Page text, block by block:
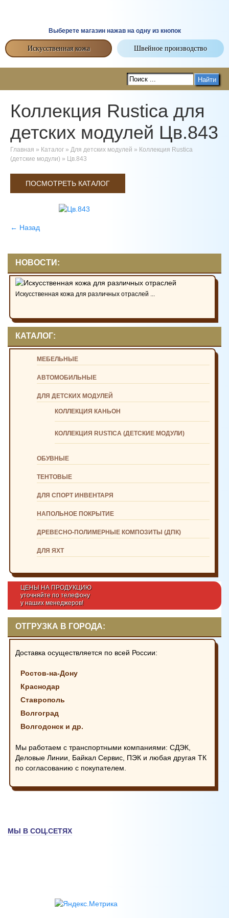
Выберете магазин нажав на одну из кнопок
Искусственная кожа Швейное производство
Найти
НОВОСТИ:
Искусственная кожа для различных отраслей ...
КАТАЛОГ:
МЕБЕЛЬНЫЕ
АВТОМОБИЛЬНЫЕ
ДЛЯ ДЕТСКИХ МОДУЛЕЙ
КОЛЛЕКЦИЯ КАНЬОН
КОЛЛЕКЦИЯ RUSTICA (ДЕТСКИЕ МОДУЛИ)
ОБУВНЫЕ
ТЕНТОВЫЕ
ДЛЯ СПОРТ ИНВЕНТАРЯ
НАПОЛЬНОЕ ПОКРЫТИЕ
ДРЕВЕСНО-ПОЛИМЕРНЫЕ КОМПОЗИТЫ (ДПК)
ДЛЯ ЯХТ
ЦЕНЫ НА ПРОДУКЦИЮ
уточняйте по телефону
у наших менеджеров!
ОТГРУЗКА В ГОРОДА:
Доставка осуществляется по всей России:
Ростов-на-Дону
Краснодар
Ставрополь
Волгоград
Волгодонск и др.
Мы работаем с транспортными компаниями: СДЭК,
Деловые Линии, Байкал Сервис, ПЭК и любая другая ТК
по согласованию с покупателем.
МЫ В СОЦ.СЕТЯХ
Коллекция Rustica для
детских модулей Цв.843
Главная » Каталог » Для детских модулей » Коллекция Rustica
(детские модули) » Цв.843
ПОСМОТРЕТЬ КАТАЛОГ
← Назад